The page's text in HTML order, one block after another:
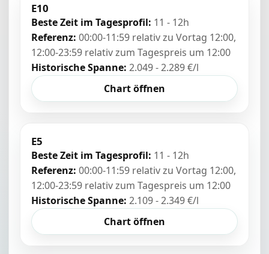
E10
Beste Zeit im Tagesprofil: 11 - 12h
Referenz: 00:00-11:59 relativ zu Vortag 12:00,
12:00-23:59 relativ zum Tagespreis um 12:00
Historische Spanne: 2.049 - 2.289 €/l
Chart öffnen
E5
Beste Zeit im Tagesprofil: 11 - 12h
Referenz: 00:00-11:59 relativ zu Vortag 12:00,
12:00-23:59 relativ zum Tagespreis um 12:00
Historische Spanne: 2.109 - 2.349 €/l
Chart öffnen